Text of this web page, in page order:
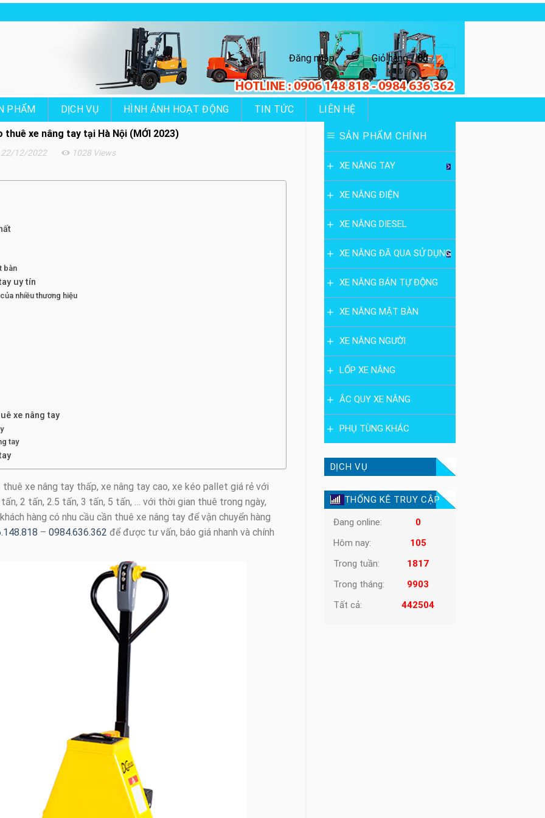
Đăng nhập Giỏ hàng /0₫ 0
PHẨM DỊCH VỤ HÌNH ẢNH HOẠT ĐỘNG TIN TỨC LIÊN HỆ
22/12/2022 1028 Views
thuê xe nâng tay tại Hà Nội (MỚI 2023)
bàn
uy tín
nhiều thương hiệu
xe nâng tay
tay
xe nâng tay thấp, xe nâng tay cao, xe kéo pallet giá rẻ với
2 tấn, 2.5 tấn, 3 tấn, 5 tấn, … với thời gian thuê trong ngày,
hàng có nhu cầu cần thuê xe nâng tay để vận chuyển hàng
– 0984.636.362 để được tư vấn, báo giá nhanh và chính
SẢN PHẨM CHÍNH
XE NÂNG TAY
XE NÂNG ĐIỆN
XE NÂNG DIESEL
XE NÂNG ĐÃ QUA SỬ DỤNG
XE NÂNG BÁN TỰ ĐỘNG
XE NÂNG MẶT BÀN
XE NÂNG NGƯỜI
LỐP XE NÂNG
ẮC QUY XE NÂNG
PHỤ TÙNG KHÁC
DỊCH VỤ
THỐNG KÊ TRUY CẬP
Đang online:
0
Hôm nay:
105
Trong tuần:
1817
Trong tháng:
9903
Tất cả:
442504